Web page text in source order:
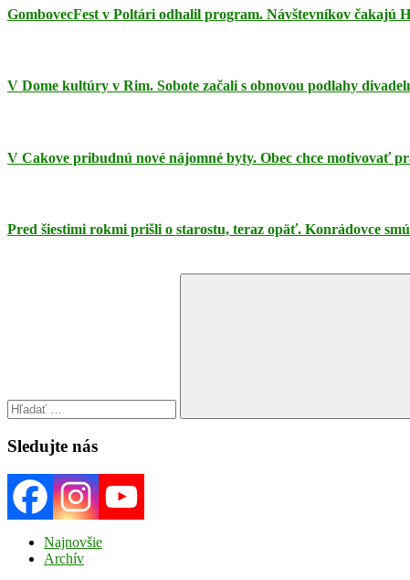
GombovecFest v Poltári odhalil program. Návštevníkov čakajú
V Dome kultúry v Rim. Sobote začali s obnovou podlahy
V Cakove pribudnú nové nájomné byty. Obec chce motivovať
Pred šiestimi rokmi prišli o starostu, teraz opäť. Konrádovce
Search
Sledujte nás
Najnovšie
Archív